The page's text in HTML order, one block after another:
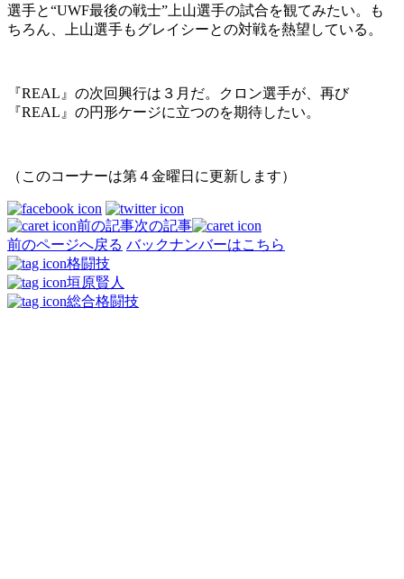
選手と“UWF最後の戦士”上山選手の試合を観てみたい。も
ちろん、上山選手もグレイシーとの対戦を熱望している。
『REAL』の次回興行は３月だ。クロン選手が、再び
『REAL』の円形ケージに立つのを期待したい。
（このコーナーは第４金曜日に更新します）
前の記事次の記事
前のページへ戻る バックナンバーはこちら
格闘技
垣原賢人
総合格闘技